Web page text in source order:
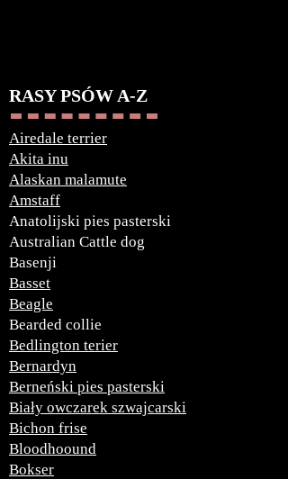
RASY PSÓW A-Z
Airedale terrier
Akita inu
Alaskan malamute
Amstaff
Anatolijski pies pasterski
Australian Cattle dog
Basenji
Basset
Beagle
Bearded collie
Bedlington terier
Bernardyn
Berneński pies pasterski
Biały owczarek szwajcarski
Bichon frise
Bloodhoound
Bokser